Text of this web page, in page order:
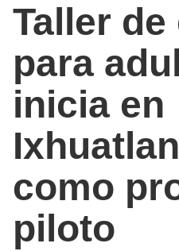
Taller de
para
inicia en
como
piloto